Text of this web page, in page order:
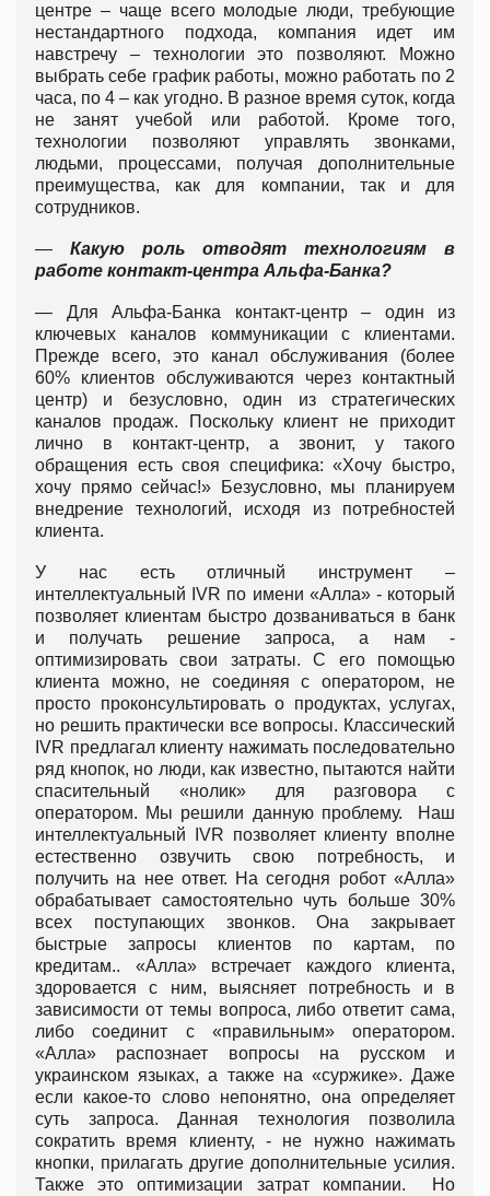
центре – чаще всего молодые люди, требующие
нестандартного подхода, компания идет им
навстречу – технологии это позволяют. Можно
выбрать себе график работы, можно работать по 2
часа, по 4 – как угодно. В разное время суток, когда
не занят учебой или работой. Кроме того,
технологии позволяют управлять звонками,
людьми, процессами, получая дополнительные
преимущества, как для компании, так и для
сотрудников.
— Какую роль отводят технологиям в
работе контакт-центра Альфа-Банка?
— Для Альфа-Банка контакт-центр – один из
ключевых каналов коммуникации с клиентами.
Прежде всего, это канал обслуживания (более
60% клиентов обслуживаются через контактный
центр) и безусловно, один из стратегических
каналов продаж. Поскольку клиент не приходит
лично в контакт-центр, а звонит, у такого
обращения есть своя специфика: «Хочу быстро,
хочу прямо сейчас!» Безусловно, мы планируем
внедрение технологий, исходя из потребностей
клиента.
У нас есть отличный инструмент –
интеллектуальный IVR по имени «Алла» - который
позволяет клиентам быстро дозваниваться в банк
и получать решение запроса, а нам -
оптимизировать свои затраты. С его помощью
клиента можно, не соединяя с оператором, не
просто проконсультировать о продуктах, услугах,
но решить практически все вопросы. Классический
IVR предлагал клиенту нажимать последовательно
ряд кнопок, но люди, как известно, пытаются найти
спасительный «нолик» для разговора с
оператором. Мы решили данную проблему. Наш
интеллектуальный IVR позволяет клиенту вполне
естественно озвучить свою потребность, и
получить на нее ответ. На сегодня робот «Алла»
обрабатывает самостоятельно чуть больше 30%
всех поступающих звонков. Она закрывает
быстрые запросы клиентов по картам, по
кредитам.. «Алла» встречает каждого клиента,
здоровается с ним, выясняет потребность и в
зависимости от темы вопроса, либо ответит сама,
либо соединит с «правильным» оператором.
«Алла» распознает вопросы на русском и
украинском языках, а также на «суржике». Даже
если какое-то слово непонятно, она определяет
суть запроса. Данная технология позволила
сократить время клиенту, - не нужно нажимать
кнопки, прилагать другие дополнительные усилия.
Также это оптимизации затрат компании. Но